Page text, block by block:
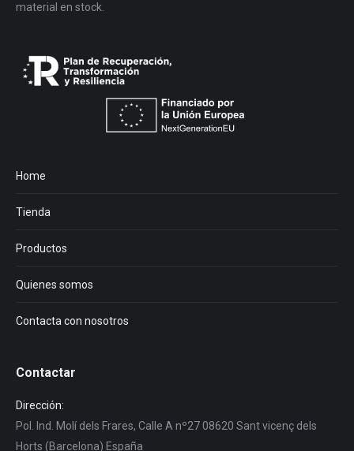
material en stock.
Home
Tienda
Productos
Quienes somos
Contacta con nosotros
Contactar
Dirección:
Pol. Ind. Molí dels Frares, Calle A nº27 08620 Sant vicenç dels
Horts (Barcelona) España